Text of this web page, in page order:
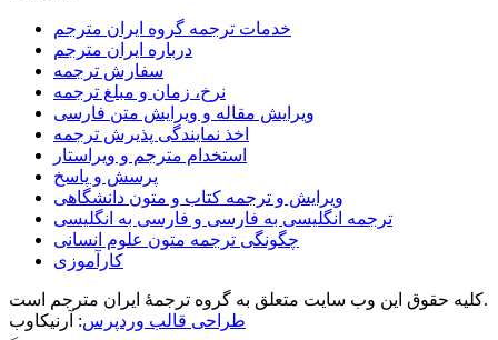
خدمات ترجمه گروه ایران مترجم
درباره ایران مترجم
سفارش ترجمه
نرخ، زمان و مبلغ ترجمه
ویرایش مقاله و ویرایش متن فارسی
اخذ نمایندگی پذیرش ترجمه
استخدام مترجم و ویراستار
پرسش و پاسخ
ویرایش و ترجمه کتاب و متون دانشگاهی
ترجمه انگلیسی به فارسی و فارسی به انگلیسی
چگونگی ترجمه متون علوم انسانی
کارآموزی
کلیه حقوق این وب سایت متعلق به گروه ترجمۀ ایران مترجم است.
طراحی قالب وردپرس: آرنیکاوب